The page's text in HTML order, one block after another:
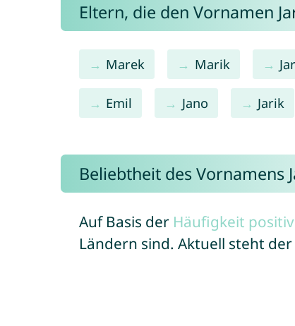
Eltern, die den Vornamen
Marek Marik
Emil Jano Jarik
Beliebtheit des Vornamens
Auf Basis der Häufigkeit
Ländern sind. Aktuell steht